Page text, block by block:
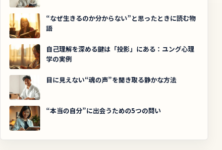
“なぜ生きるのか分からない”と思ったときに読む物
語
自己理解を深める鍵は「投影」にある：ユング心理
学の実例
目に見えない“魂の声”を聞き取る静かな方法
“本当の自分”に出会うための5つの問い